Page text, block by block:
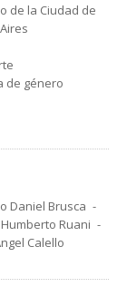
de la Ciudad de
de género
Daniel Brusca
Humberto Ruani
Calello